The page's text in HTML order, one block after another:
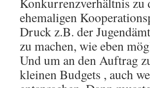
ehemaligen
Druck z.B. der
zu machen, wie eben
Und um an den Auftrag
kleinen Budgets , auch